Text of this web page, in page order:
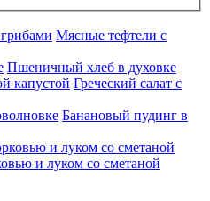
Мясные тефтели с
Пшеничный хлеб в духовке
Греческий салат с
Банановый пудинг в
и луком со сметаной